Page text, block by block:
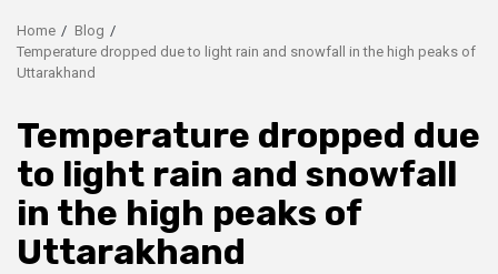
Home
Blog
Temperature dropped due to light rain and snowfall in the high peaks of
Uttarakhand
Temperature dropped due
to light rain and snowfall
in the high peaks of
Uttarakhand